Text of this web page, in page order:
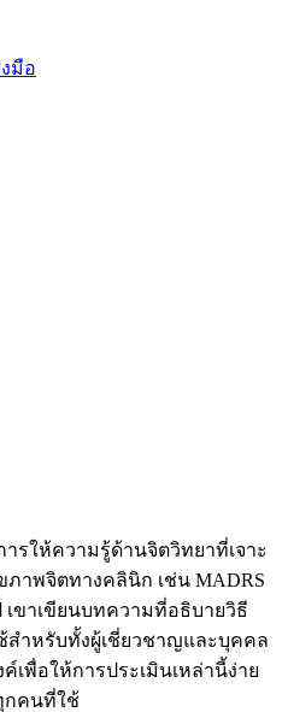
มือ
ารให้ความรู้ด้านจิตวิทยาที่เจาะ
ภาพจิตทางคลินิก เช่น MADRS
เขาเขียนบทความที่อธิบายวิธี
สำหรับทั้งผู้เชี่ยวชาญและบุคคล
เพื่อให้การประเมินเหล่านี้ง่าย
กคนที่ใช้